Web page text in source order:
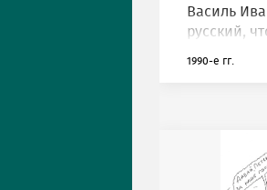
Василь
русский,
1990-е гг.